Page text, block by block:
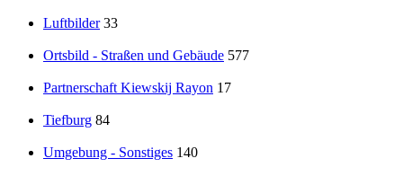
Luftbilder 33
Ortsbild - Straßen und Gebäude 577
Partnerschaft Kiewskij Rayon 17
Tiefburg 84
Umgebung - Sonstiges 140